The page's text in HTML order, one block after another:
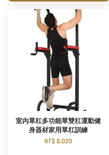
室內單杠多功能單雙杠運動健
身器材家用單杠訓練
NT$ 8,020